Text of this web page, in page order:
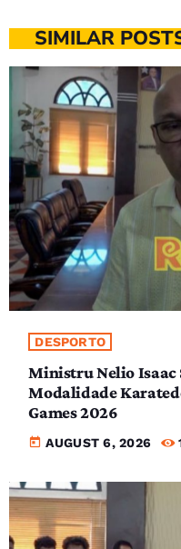
SIMILAR
DESPORTO
Ministru Nelio Isaac
Modalidade
Games 2026
today AUGUST 6, 2026